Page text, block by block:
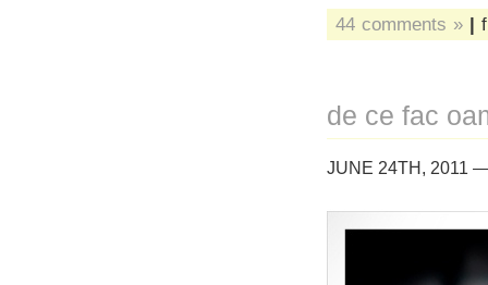
44 comments » |
de ce fac
JUNE 24TH, 2011